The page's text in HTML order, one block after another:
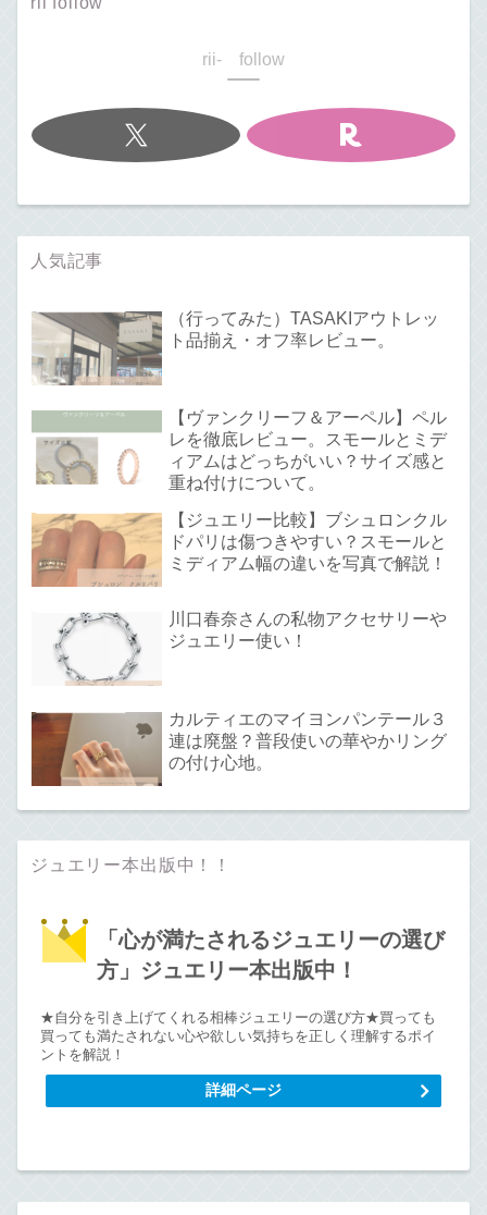
rii- follow
人気記事
（行ってみた）TASAKIアウトレッ
ト品揃え・オフ率レビュー。
【ヴァンクリーフ＆アーペル】ペル
レを徹底レビュー。スモールとミデ
ィアムはどっちがいい？サイズ感と
重ね付けについて。
【ジュエリー比較】ブシュロンクル
ドパリは傷つきやすい？スモールと
ミディアム幅の違いを写真で解説！
川口春奈さんの私物アクセサリーや
ジュエリー使い！
カルティエのマイヨンパンテール３
連は廃盤？普段使いの華やかリング
の付け心地。
ジュエリー本出版中！！
「心が満たされるジュエリーの選び
方」ジュエリー本出版中！
★自分を引き上げてくれる相棒ジュエリーの選び方★買っても
買っても満たされない心や欲しい気持ちを正しく理解するポイ
ントを解説！
詳細ページ